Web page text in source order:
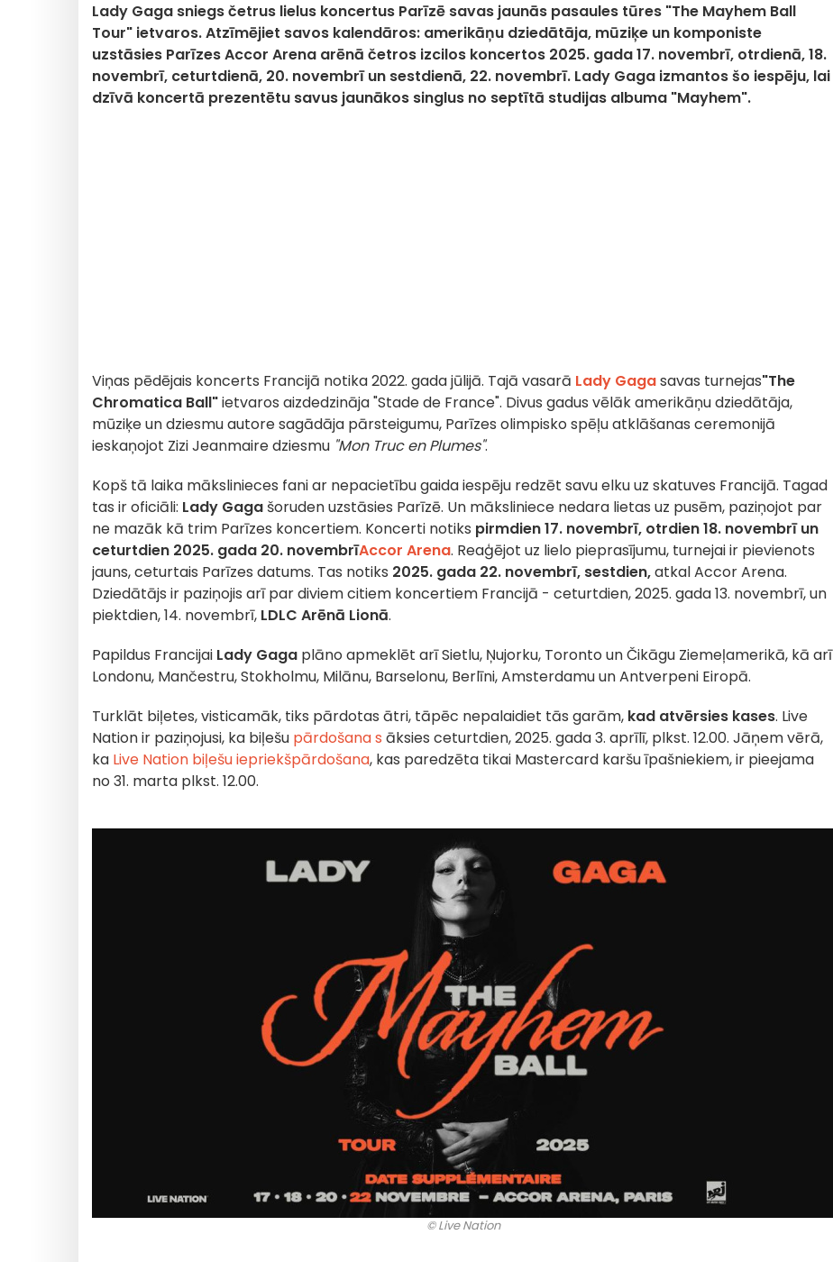
Lady Gaga sniegs četrus lielus koncertus Parīzē savas jaunās pasaules tūres "The Mayhem Ball
Tour" ietvaros. Atzīmējiet savos kalendāros: amerikāņu dziedātāja, mūziķe un komponiste
uzstāsies Parīzes Accor Arena arēnā četros izcilos koncertos 2025. gada 17. novembrī, otrdienā, 18.
novembrī, ceturtdienā, 20. novembrī un sestdienā, 22. novembrī. Lady Gaga izmantos šo iespēju, lai
dzīvā koncertā prezentētu savus jaunākos singlus no septītā studijas albuma "Mayhem".
Viņas pēdējais koncerts Francijā notika 2022. gada jūlijā. Tajā vasarā Lady Gagasavas turnejas"The
Chromatica Ball"ietvaros aizdedzināja "Stade de France". Divus gadus vēlāk amerikāņu dziedātāja,
mūziķe un dziesmu autore sagādāja pārsteigumu, Parīzes olimpisko spēļu atklāšanas ceremonijā
ieskaņojot Zizi Jeanmaire dziesmu "Mon Truc en Plumes".
Kopš tā laika mākslinieces fani ar nepacietību gaida iespēju redzēt savu elku uz skatuves Francijā. Tagad
tas ir oficiāli: Lady Gaga šoruden uzstāsies Parīzē. Un māksliniece nedara lietas uz pusēm, paziņojot par
ne mazāk kā trim Parīzes koncertiem. Koncerti notiks pirmdien 17. novembrī, otrdien 18. novembrī un
ceturtdien 2025. gada 20. novembrīAccor Arena. Reaģējot uz lielo pieprasījumu, turnejai ir pievienots
jauns, ceturtais Parīzes datums. Tas notiks 2025. gada 22. novembrī, sestdien,atkal Accor Arena.
Dziedātājs ir paziņojis arī par diviem citiem koncertiem Francijā - ceturtdien, 2025. gada 13. novembrī, un
piektdien, 14. novembrī, LDLC Arēnā Lionā.
Papildus Francijai Lady Gaga plāno apmeklēt arī Sietlu, Ņujorku, Toronto un Čikāgu Ziemeļamerikā, kā arī
Londonu, Mančestru, Stokholmu, Milānu, Barselonu, Berlīni, Amsterdamu un Antverpeni Eiropā.
Turklāt biļetes, visticamāk, tiks pārdotas ātri, tāpēc nepalaidiet tās garām, kad atvērsies kases. Live
Nation ir paziņojusi, ka biļešu pārdošana s āksies ceturtdien, 2025. gada 3. aprīlī, plkst. 12.00. Jāņem vērā,
ka Live Nation biļešu iepriekšpārdošana, kas paredzēta tikai Mastercard karšu īpašniekiem, ir pieejama
no 31. marta plkst. 12.00.
© Live Nation